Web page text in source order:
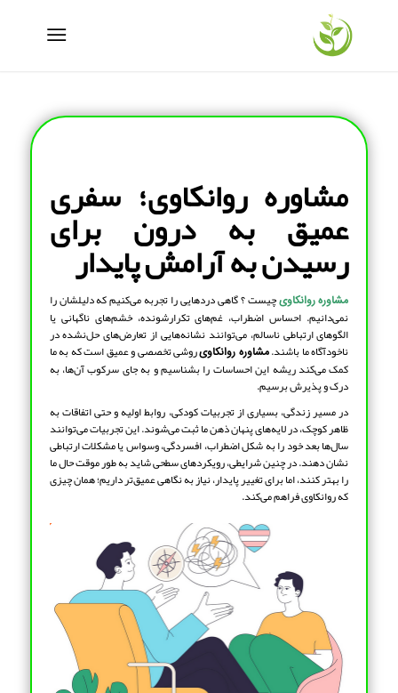
مشاوره روانکاوی؛ سفری
عمیق به درون برای
رسیدن به آرامش پایدار
مشاوره روانکاویچیست ؟ گاهی دردهایی را تجربه می‌کنیم که دلیلشان را
نمی‌دانیم. احساس اضطراب، غم‌های تکرارشونده، خشم‌های ناگهانی یا
الگوهای ارتباطی ناسالم، می‌توانند نشانه‌هایی از تعارض‌های حل‌نشده در
ناخودآگاه ما باشند.مشاوره روانکاویروشی تخصصی و عمیق است که به ما
کمک می‌کند ریشه این احساسات را بشناسیم و به جای سرکوب آن‌ها، به
درک و پذیرش برسیم.
در مسیر زندگی، بسیاری از تجربیات کودکی، روابط اولیه و حتی اتفاقات به
ظاهر کوچک، در لایه‌های پنهان ذهن ما ثبت می‌شوند. این تجربیات می‌توانند
سال‌ها بعد خود را به شکل اضطراب، افسردگی، وسواس یا مشکلات ارتباطی
نشان دهند. در چنین شرایطی، رویکردهای سطحی شاید به طور موقت حال ما
را بهتر کنند، اما برای تغییر پایدار، نیاز به نگاهی عمیق‌تر داریم؛ همان چیزی
که روانکاوی فراهم می‌کند.